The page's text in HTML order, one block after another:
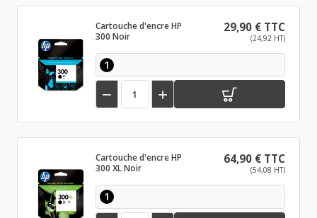
Cartouche d'encre HP
300 Noir
29,90 € TTC
(24,92 HT)
1
 
Cartouche d'encre HP
300 XL Noir
64,90 € TTC
(54,08 HT)
1